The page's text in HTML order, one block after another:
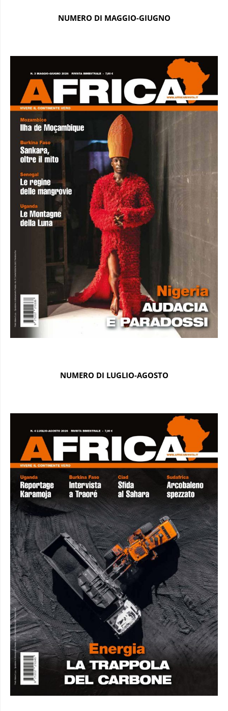
NUMERO DI MAGGIO-GIUGNO
NUMERO DI LUGLIO-AGOSTO